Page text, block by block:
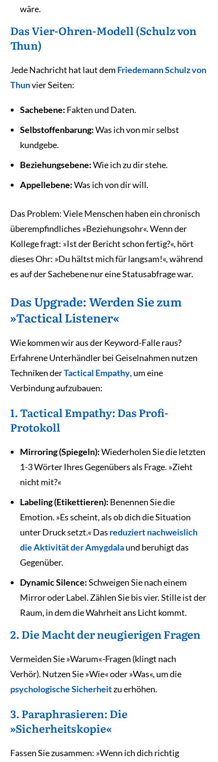
wäre.
Das Vier-Ohren-Modell (Schulz von
Thun)
Jede Nachricht hat laut dem Friedemann Schulz von
Thunvier Seiten:
Sachebene: Fakten und Daten.
Selbstoffenbarung:Was ich von mir selbst
kundgebe.
Beziehungsebene:Wie ich zu dir stehe.
Appellebene:Was ich von dir will.
Das Problem: Viele Menschen haben ein chronisch
überempfindliches »Beziehungsohr«. Wenn der
Kollege fragt: »Ist der Bericht schon fertig?«, hört
dieses Ohr: »Du hältst mich für langsam!«, während
es auf der Sachebene nur eine Statusabfrage war.
Das Upgrade: Werden Sie zum
»Tactical Listener«
Wie kommen wir aus der Keyword-Falle raus?
Erfahrene Unterhändler bei Geiselnahmen nutzen
Techniken derTactical Empathy, um eine
Verbindung aufzubauen:
1. Tactical Empathy: Das Profi-
Protokoll
Mirroring (Spiegeln):Wiederholen Sie die letzten
1-3 Wörter Ihres Gegenübers als Frage. »Zieht
nicht mit?«
Labeling (Etikettieren): Benennen Sie die
Emotion. »Es scheint, als ob dich die Situation
unter Druck setzt.« Das reduziert nachweislich
die Aktivität der Amygdalaund beruhigt das
Gegenüber.
Dynamic Silence:Schweigen Sie nach einem
Mirror oder Label. Zählen Sie bis vier. Stille ist der
Raum, in dem die Wahrheit ans Licht kommt.
2. Die Macht der neugierigen Fragen
Vermeiden Sie »Warum«-Fragen (klingt nach
Verhör). Nutzen Sie »Wie« oder »Was«, um die
psychologische Sicherheitzu erhöhen.
3. Paraphrasieren: Die
»Sicherheitskopie«
Fassen Sie zusammen: »Wenn ich dich richtig